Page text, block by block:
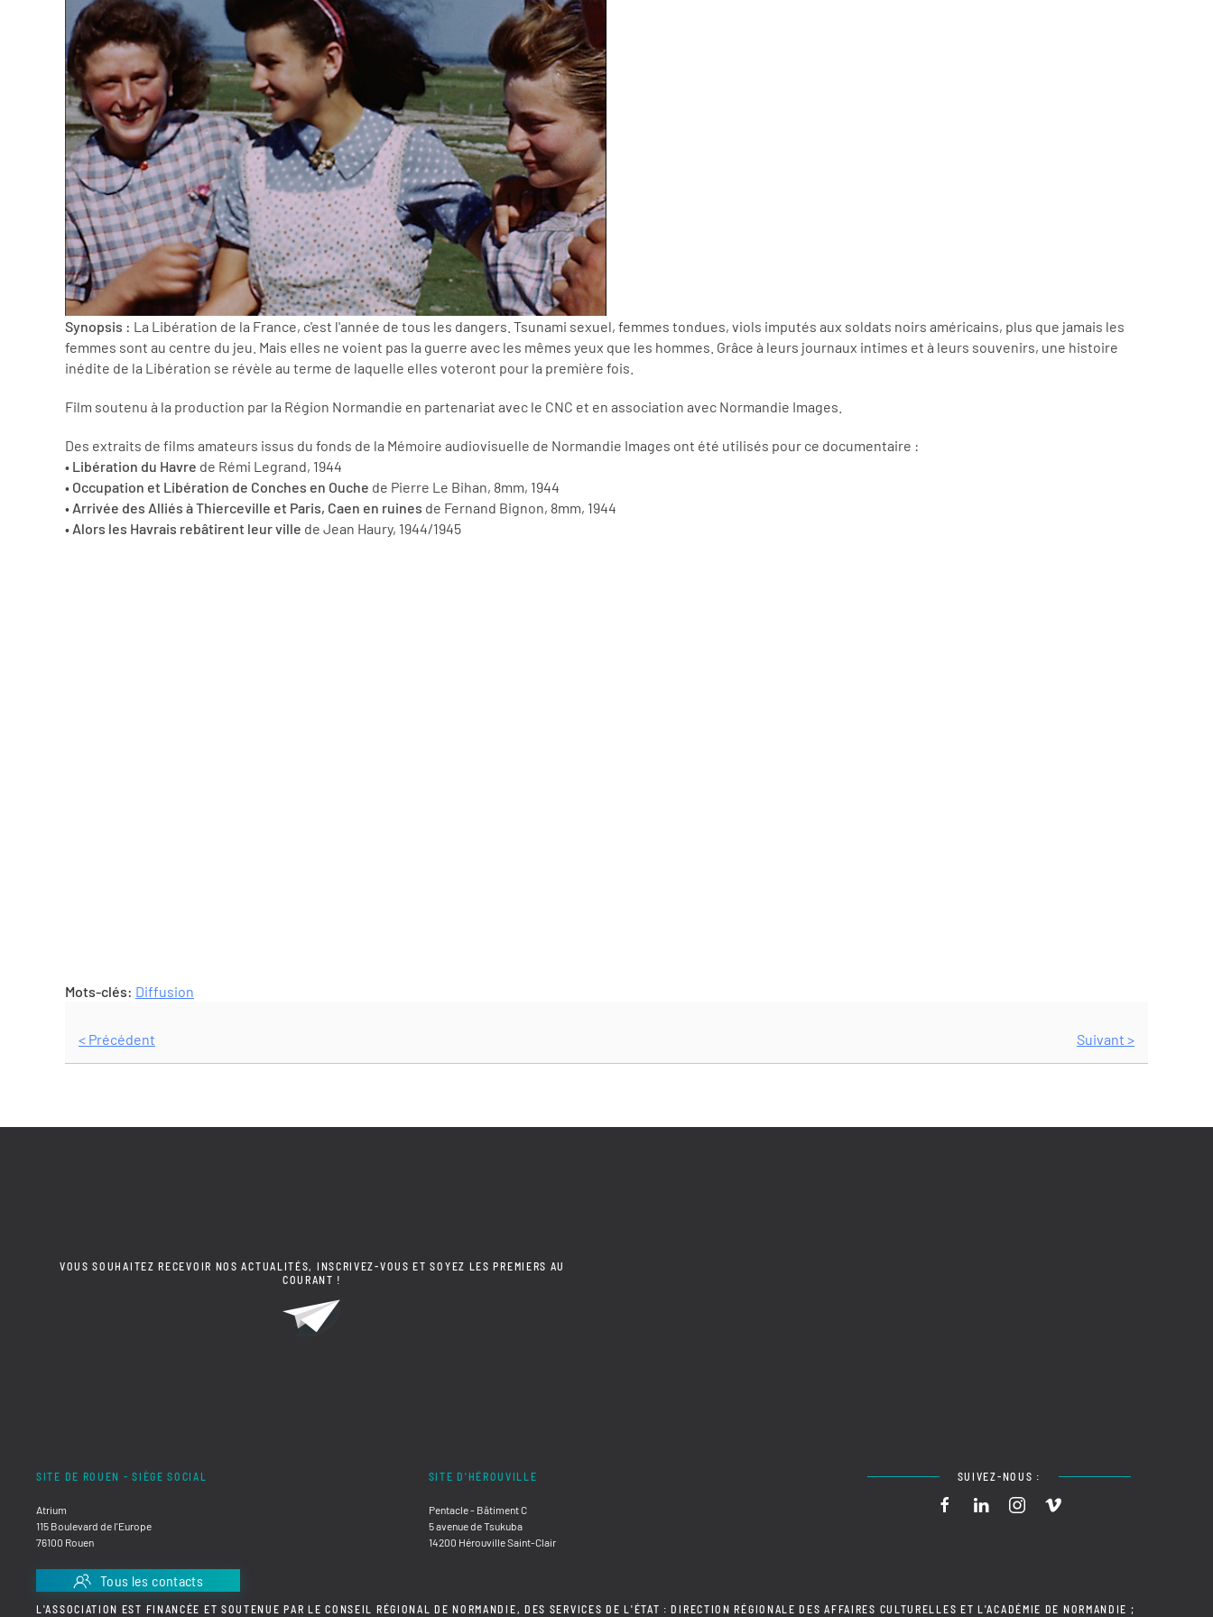
Synopsis : La Libération de la France, c'est l'année de tous les dangers. Tsunami sexuel, femmes tondues, viols imputés aux soldats noirs américains, plus que jamais les
femmes sont au centre du jeu. Mais elles ne voient pas la guerre avec les mêmes yeux que les hommes. Grâce à leurs journaux intimes et à leurs souvenirs, une histoire
inédite de la Libération se révèle au terme de laquelle elles voteront pour la première fois.
Film soutenu à la production par la Région Normandie en partenariat avec le CNC et en association avec Normandie Images.
Des extraits de films amateurs issus du fonds de la Mémoire audiovisuelle de Normandie Images ont été utilisés pour ce documentaire :
• Libération du Havre de Rémi Legrand, 1944
• Occupation et Libération de Conches en Ouche de Pierre Le Bihan, 8mm, 1944
• Arrivée des Alliés à Thierceville et Paris, Caen en ruines de Fernand Bignon, 8mm, 1944
• Alors les Havrais rebâtirent leur ville de Jean Haury, 1944/1945
Mots-clés: Diffusion
< Précédent Suivant >
VOUS SOUHAITEZ RECEVOIR NOS ACTUALITÉS, INSCRIVEZ-VOUS ET SOYEZ LES PREMIERS AU
COURANT !
SITE DE ROUEN - SIÈGE SOCIAL
Atrium
115 Boulevard de l'Europe
76100 Rouen
Tous les contacts
SITE D'HÉROUVILLE
Pentacle - Bâtiment C
5 avenue de Tsukuba
14200 Hérouville Saint-Clair
SUIVEZ-NOUS :
L'ASSOCIATION EST FINANCÉE ET SOUTENUE PAR LE CONSEIL RÉGIONAL DE NORMANDIE, DES SERVICES DE L'ÉTAT : DIRECTION RÉGIONALE DES AFFAIRES CULTURELLES ET L'ACADÉMIE DE NORMANDIE ;